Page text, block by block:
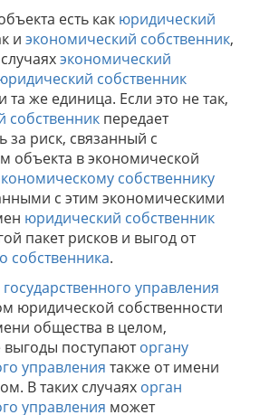
есть как юридический
и экономический собственник,
экономический
собственник
та же единица. Если это не так,
собственник передает
за риск, связанный с
объекта в экономической
собственнику
с этим экономическими
юридический собственник
пакет рисков и выгод от
собственника.
управления
юридической собственности
общества в целом,
поступаюторгану
управления также от имени
В таких случаях орган
управления может